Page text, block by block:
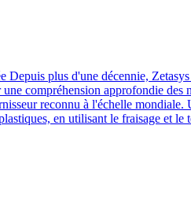
Depuis plus d'une décennie,
compréhension approfondie
reconnu à l'échelle
en utilisant le fraisage et